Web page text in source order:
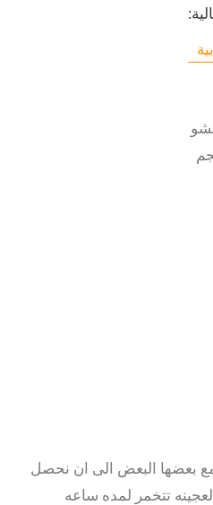
بعضها البعض الى ان نحصل
تتخمر لمده ساعه